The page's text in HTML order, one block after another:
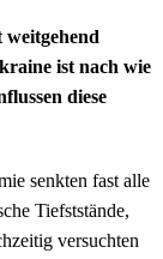
ist nach wie
diese
senkten fast alle
Tiefststände,
versuchten